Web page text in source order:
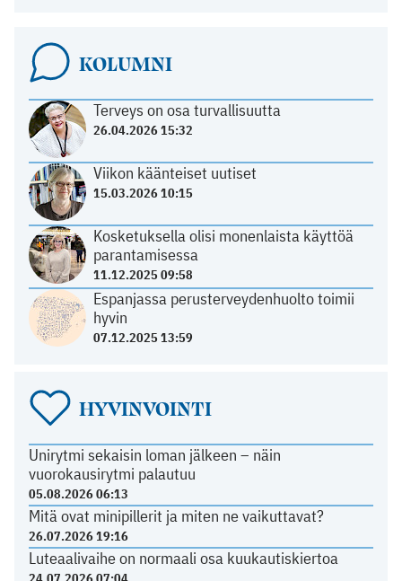
KOLUMNI
Terveys on osa turvallisuutta
26.04.2026 15:32
Viikon käänteiset uutiset
15.03.2026 10:15
Kosketuksella olisi monenlaista käyttöä
parantamisessa
11.12.2025 09:58
Espanjassa perusterveydenhuolto toimii
hyvin
07.12.2025 13:59
HYVINVOINTI
Unirytmi sekaisin loman jälkeen – näin
vuorokausirytmi palautuu
05.08.2026 06:13
Mitä ovat minipillerit ja miten ne vaikuttavat?
26.07.2026 19:16
Luteaalivaihe on normaali osa kuukautiskiertoa